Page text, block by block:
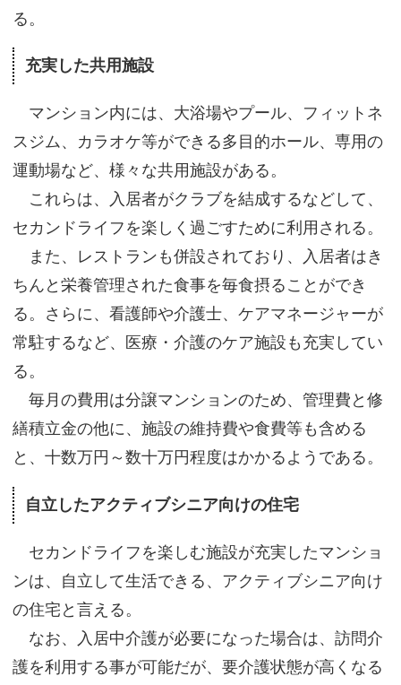
る。
充実した共用施設
マンション内には、大浴場やプール、フィットネ
スジム、カラオケ等ができる多目的ホール、専用の
運動場など、様々な共用施設がある。
これらは、入居者がクラブを結成するなどして、
セカンドライフを楽しく過ごすために利用される。
また、レストランも併設されており、入居者はき
ちんと栄養管理された食事を毎食摂ることができ
る。さらに、看護師や介護士、ケアマネージャーが
常駐するなど、医療・介護のケア施設も充実してい
る。
毎月の費用は分譲マンションのため、管理費と修
繕積立金の他に、施設の維持費や食費等も含める
と、十数万円～数十万円程度はかかるようである。
自立したアクティブシニア向けの住宅
セカンドライフを楽しむ施設が充実したマンショ
ンは、自立して生活できる、アクティブシニア向け
の住宅と言える。
なお、入居中介護が必要になった場合は、訪問介
護を利用する事が可能だが、要介護状態が高くなる